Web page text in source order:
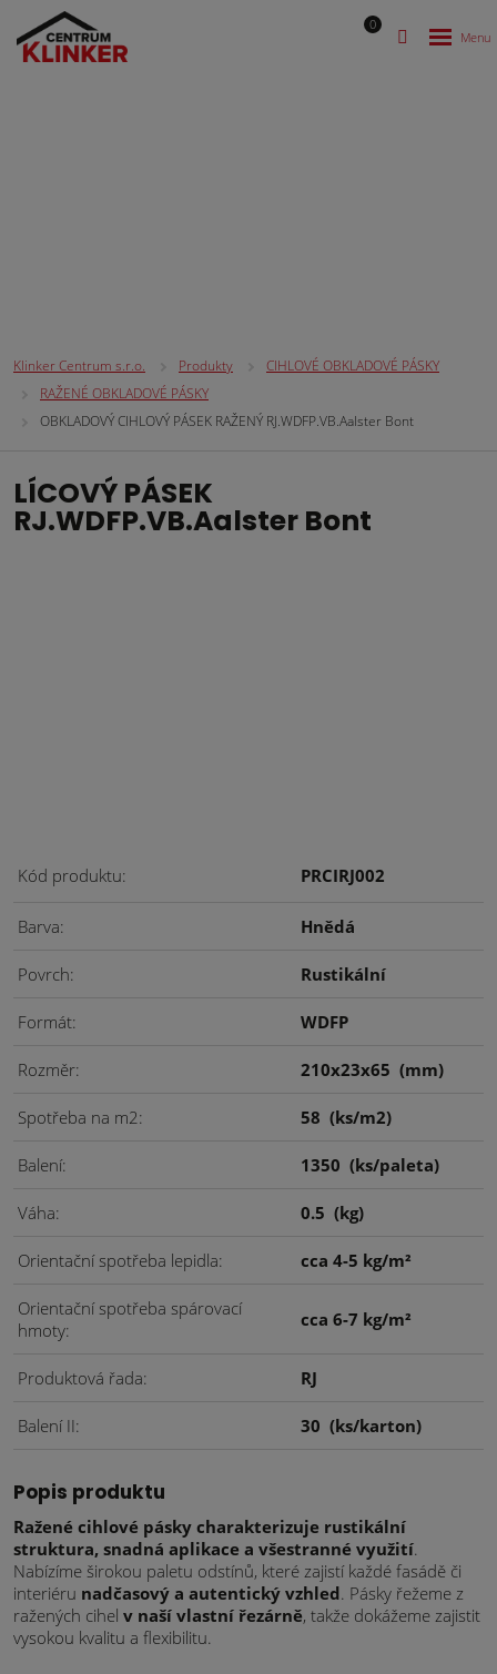
0
Klinker Centrum s.r.o. Produkty
CIHLOVÉ OBKLADOVÉ PÁSKY
RAŽENÉ OBKLADOVÉ PÁSKY
OBKLADOVÝ CIHLOVÝ PÁSEK RAŽENÝ RJ.WDFP.VB.Aalster Bont
LÍCOVÝ PÁSEK
RJ.WDFP.VB.Aalster Bont
Kód produktu PRCIRJ002
Barva Hnědá
Povrch Rustikální
Formát WDFP
Rozměr 210x23x65 (mm)
Spotřeba na m2 58 (ks/m2)
Balení 1350 (ks/paleta)
Váha 0.5 (kg)
Orientační spotřeba lepidla cca 4-5 kg/m²
Orientační spotřeba spárovací
hmoty
cca 6-7 kg/m²
Produktová řada RJ
Balení II 30 (ks/karton)
Popis produktu
Ražené cihlové pásky charakterizuje rustikální
struktura, snadná aplikace a všestranné využití.
Nabízíme širokou paletu odstínů, které zajistí každé fasádě či
interiéru nadčasový a autentický vzhled. Pásky řežeme z
ražených cihel v naší vlastní řezárně, takže dokážeme zajistit
vysokou kvalitu a flexibilitu.